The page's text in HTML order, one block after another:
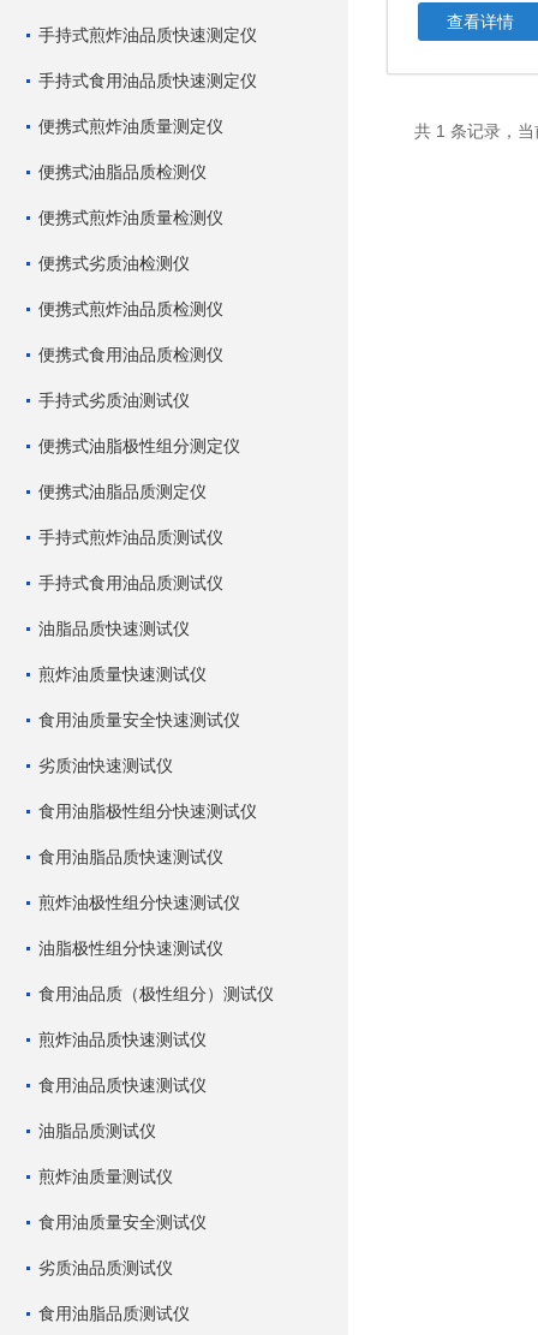
手持式煎炸油品质快速测定仪
手持式食用油品质快速测定仪
便携式煎炸油质量测定仪
便携式油脂品质检测仪
便携式煎炸油质量检测仪
便携式劣质油检测仪
便携式煎炸油品质检测仪
便携式食用油品质检测仪
手持式劣质油测试仪
便携式油脂极性组分测定仪
便携式油脂品质测定仪
手持式煎炸油品质测试仪
手持式食用油品质测试仪
油脂品质快速测试仪
煎炸油质量快速测试仪
食用油质量安全快速测试仪
劣质油快速测试仪
食用油脂极性组分快速测试仪
食用油脂品质快速测试仪
煎炸油极性组分快速测试仪
油脂极性组分快速测试仪
食用油品质（极性组分）测试仪
煎炸油品质快速测试仪
食用油品质快速测试仪
油脂品质测试仪
煎炸油质量测试仪
食用油质量安全测试仪
劣质油品质测试仪
食用油脂品质测试仪
查看详情
共 1 条记录，